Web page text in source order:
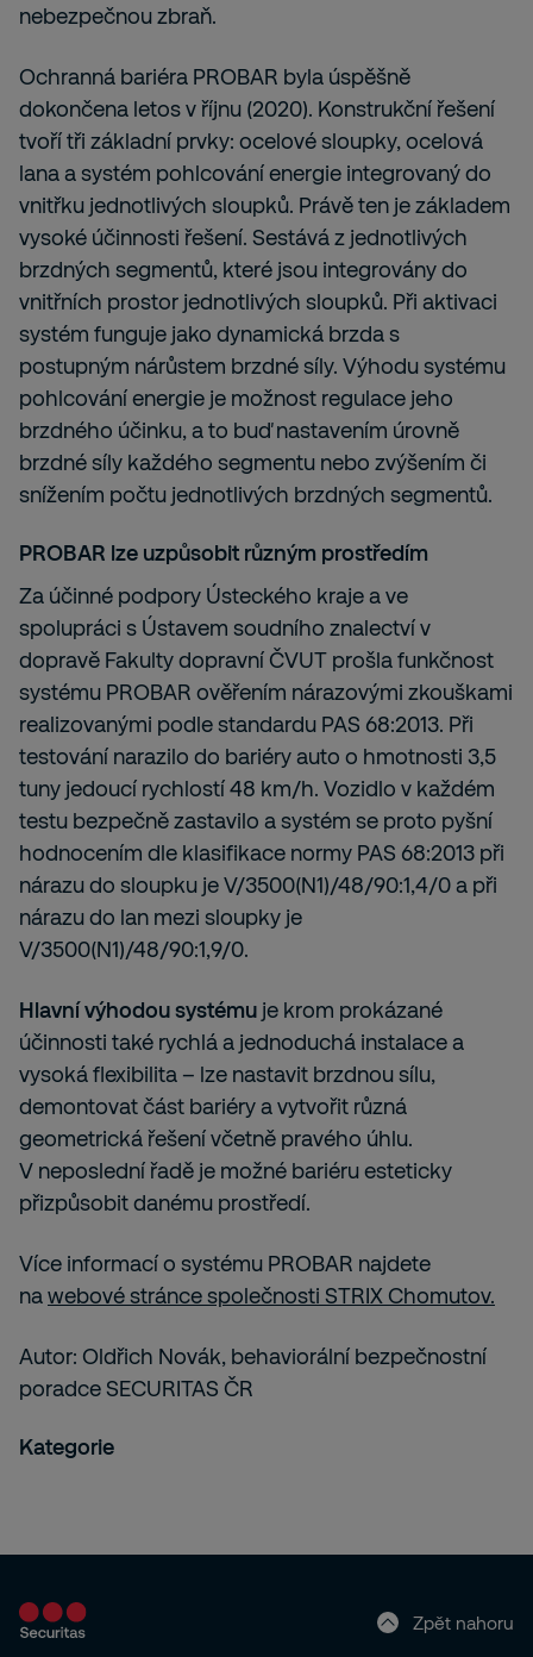
nebezpečnou zbraň.
Ochranná bariéra PROBAR byla úspěšně
dokončena letos v říjnu (2020). Konstrukční řešení
tvoří tři základní prvky: ocelové sloupky, ocelová
lana a systém pohlcování energie integrovaný do
vnitřku jednotlivých sloupků. Právě ten je základem
vysoké účinnosti řešení. Sestává z jednotlivých
brzdných segmentů, které jsou integrovány do
vnitřních prostor jednotlivých sloupků. Při aktivaci
systém funguje jako dynamická brzda s
postupným nárůstem brzdné síly. Výhodu systému
pohlcování energie je možnost regulace jeho
brzdného účinku, a to buď nastavením úrovně
brzdné síly každého segmentu nebo zvýšením či
snížením počtu jednotlivých brzdných segmentů.
PROBAR lze uzpůsobit různým prostředím
Za účinné podpory Ústeckého kraje a ve
spolupráci s Ústavem soudního znalectví v
dopravě Fakulty dopravní ČVUT prošla funkčnost
systému PROBAR ověřením nárazovými zkouškami
realizovanými podle standardu PAS 68:2013. Při
testování narazilo do bariéry auto o hmotnosti 3,5
tuny jedoucí rychlostí 48 km/h. Vozidlo v každém
testu bezpečně zastavilo a systém se proto pyšní
hodnocením dle klasifikace normy PAS 68:2013 při
nárazu do sloupku je V/3500(N1)/48/90:1,4/0 a při
nárazu do lan mezi sloupky je
V/3500(N1)/48/90:1,9/0.
Hlavní výhodou systému je krom prokázané
účinnosti také rychlá a jednoduchá instalace a
vysoká flexibilita – lze nastavit brzdnou sílu,
demontovat část bariéry a vytvořit různá
geometrická řešení včetně pravého úhlu.
V neposlední řadě je možné bariéru esteticky
přizpůsobit danému prostředí.
Více informací o systému PROBAR najdete
nawebové stránce společnosti STRIX Chomutov.
Autor: Oldřich Novák, behaviorální bezpečnostní
poradce SECURITAS ČR
Kategorie
Zpět nahoru